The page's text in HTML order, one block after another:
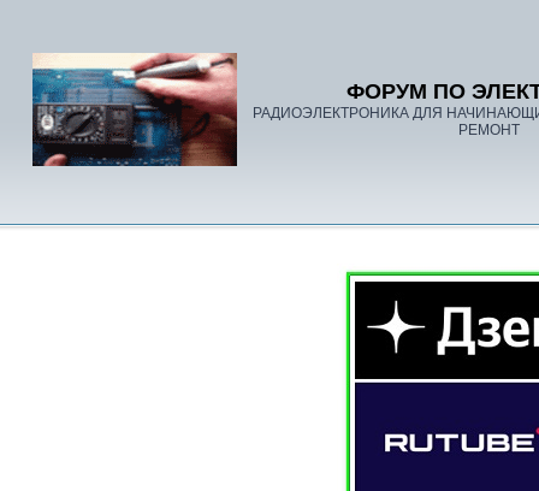
ФОРУМ ПО
РАДИОЭЛЕКТРОНИКА ДЛЯ
РЕМОНТ